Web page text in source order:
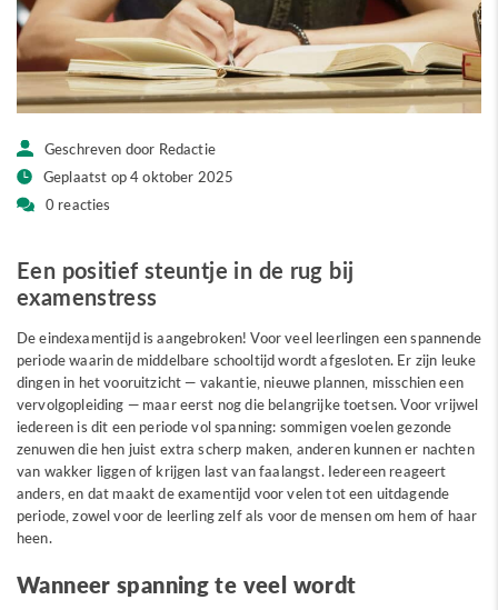
Geschreven door Redactie
Geplaatst op 4 oktober 2025
0 reacties
Een positief steuntje in de rug bij
examenstress
De eindexamentijd is aangebroken! Voor veel leerlingen een spannende
periode waarin de middelbare schooltijd wordt afgesloten. Er zijn leuke
dingen in het vooruitzicht — vakantie, nieuwe plannen, misschien een
vervolgopleiding — maar eerst nog die belangrijke toetsen. Voor vrijwel
iedereen is dit een periode vol spanning: sommigen voelen gezonde
zenuwen die hen juist extra scherp maken, anderen kunnen er nachten
van wakker liggen of krijgen last van faalangst. Iedereen reageert
anders, en dat maakt de examentijd voor velen tot een uitdagende
periode, zowel voor de leerling zelf als voor de mensen om hem of haar
heen.
Wanneer spanning te veel wordt